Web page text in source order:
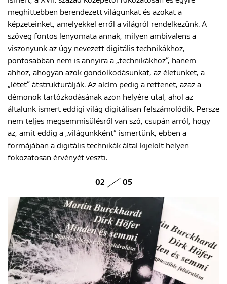
meghittebben berendezett világunkat és azokat a
képzeteinket, amelyekkel erről a világról rendelkezünk. A
szöveg fontos lenyomata annak, milyen ambivalens a
viszonyunk az úgy nevezett digitális technikákhoz,
pontosabban nem is annyira a „technikákhoz”, hanem
ahhoz, ahogyan azok gondolkodásunkat, az életünket, a
„létet” átstrukturálják. Az alcím pedig a rettenet, azaz a
démonok tartózkodásának azon helyére utal, ahol az
általunk ismert eddigi világ digitálisan felszámolódik. Persze
nem teljes megsemmisülésről van szó, csupán arról, hogy
az, amit eddig a „világunkként” ismertünk, ebben a
formájában a digitális technikák által kijelölt helyen
fokozatosan érvényét veszti.
02 05